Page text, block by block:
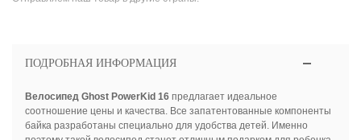
ПОДРОБНАЯ ИНФОРМАЦИЯ
Велосипед Ghost PowerKid 16предлагает идеальное
соотношение цены и качества. Все запатентованные компоненты
байка разработаны специально для удобства детей. Именно